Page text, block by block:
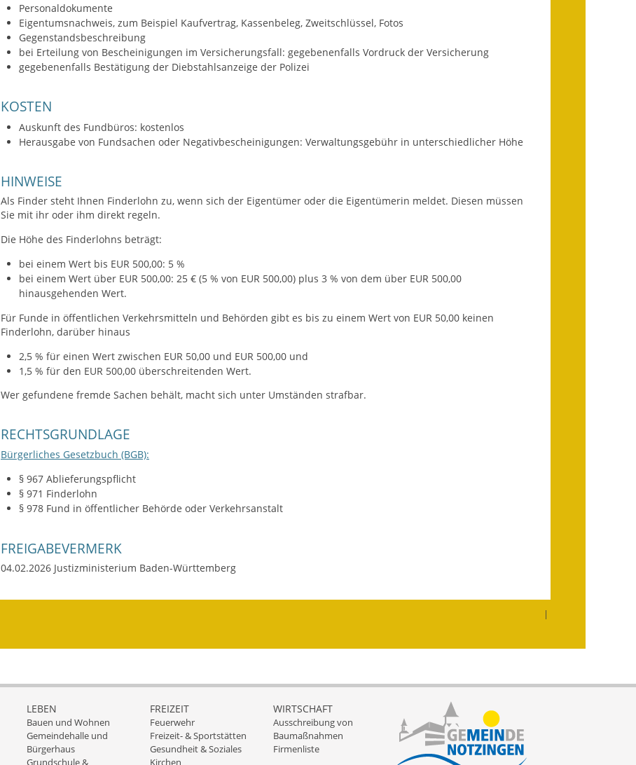
Eröffnungsbilanz
Jahresabschlüsse
Flächennutzungsplan
Gerätehütten
Personaldokumente
Eigentumsnachweis, zum Beispiel Kaufvertrag, Kassenbeleg, Zweitschlüssel, Fotos
Gegenstandsbeschreibung
bei Erteilung von Bescheinigungen im Versicherungsfall: gegebenenfalls Vordruck der Versicherung
gegebenenfalls Bestätigung der Diebstahlsanzeige der Polizei
KOSTEN
Auskunft des Fundbüros: kostenlos
Herausgabe von Fundsachen oder Negativbescheinigungen: Verwaltungsgebühr in unterschiedlicher Höhe
HINWEISE
Als Finder steht Ihnen Finderlohn zu, wenn sich der Eigentümer oder die Eigentümerin meldet. Diesen müssen
Sie mit ihr oder ihm direkt regeln.
Die Höhe des Finderlohns beträgt:
bei einem Wert bis EUR 500,00: 5 %
bei einem Wert über EUR 500,00: 25 € (5 % von EUR 500,00) plus 3 % von dem über EUR 500,00
hinausgehenden Wert.
Für Funde in öffentlichen Verkehrsmitteln und Behörden gibt es bis zu einem Wert von EUR 50,00 keinen
Finderlohn, darüber hinaus
2,5 % für einen Wert zwischen EUR 50,00 und EUR 500,00 und
1,5 % für den EUR 500,00 überschreitenden Wert.
Wer gefundene fremde Sachen behält, macht sich unter Umständen strafbar.
RECHTSGRUNDLAGE
Bürgerliches Gesetzbuch (BGB):
§ 967 Ablieferungspflicht
§ 971 Finderlohn
§ 978 Fund in öffentlicher Behörde oder Verkehrsanstalt
FREIGABEVERMERK
04.02.2026 Justizministerium Baden-Württemberg
|
LEBEN
Bauen und Wohnen
Gemeindehalle und
Bürgerhaus
Grundschule &
FREIZEIT
Feuerwehr
Freizeit- & Sportstätten
Gesundheit & Soziales
Kirchen
WIRTSCHAFT
Ausschreibung von
Baumaßnahmen
Firmenliste